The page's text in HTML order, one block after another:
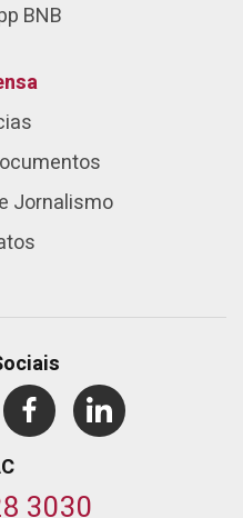
BNB
Jornalismo
3030